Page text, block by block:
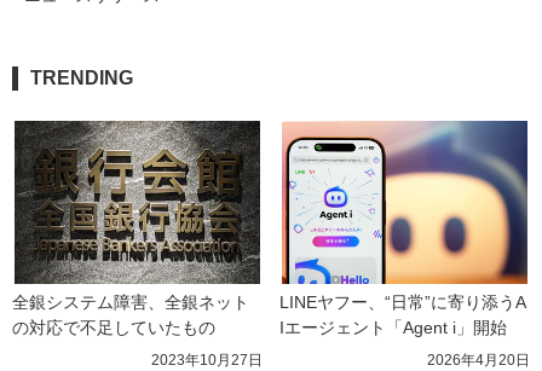
TRENDING
全銀システム障害、全銀ネット
の対応で不足していたもの
2023年10月27日
LINEヤフー、“日常”に寄り添うA
Iエージェント「Agent i」開始
2026年4月20日